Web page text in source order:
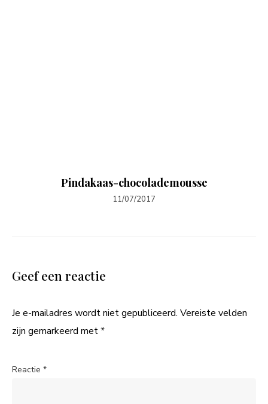
Pindakaas-chocolademousse
11/07/2017
Geef een reactie
Je e-mailadres wordt niet gepubliceerd. Vereiste velden
zijn gemarkeerd met*
Reactie *